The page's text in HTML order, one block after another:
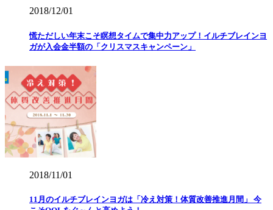
2018/12/01
慌ただしい年末こそ瞑想タイムで集中力アップ！イルチブレインヨ
ガが入会金半額の「クリスマスキャンペーン」
2018/11/01
11月のイルチブレインヨガは「冷え対策！体質改善推進月間」 今